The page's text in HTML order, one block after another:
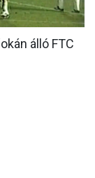
álló FTC